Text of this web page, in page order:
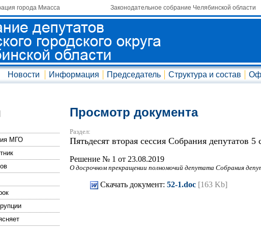
города Миасса Законодательное собрание Челябинской области
Новости Информация Председатель Структура и состав
МГО
Просмотр документа
Раздел:
Пятьдесят вторая сессия Собрания депутатов 5
Решение № 1 от 23.08.2019
О досрочном прекращении полномочий депутата Собрания
Скачать документ: 52-1.doc [163 Kb]